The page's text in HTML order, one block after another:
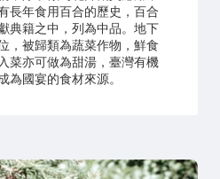
長年食用百合的歷史，百合
典籍之中，列為中品。地下
，被歸類為蔬菜作物，鮮食
菜亦可做為甜湯，臺灣有機
國宴的食材來源。